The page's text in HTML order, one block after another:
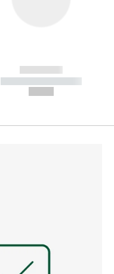
------------
----------- -----------